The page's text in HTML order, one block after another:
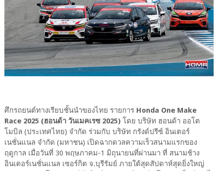
ศึกรถยนต์ทางเรียบชั้นนำของไทย รายการ Honda One Make
Race 2025 (ฮอนด้า วันเมคเรซ 2025)โดย บริษัท ฮอนด้า ออโต
โมบิล (ประเทศไทย) จำกัด ร่วมกับ บริษัท กรังด์ปรีซ์ อินเตอร์
เนชั่นแนล จำกัด (มหาชน) เปิดฉากดวลความเร็วสนามแรกของ
ฤดูกาล เมื่อวันที่ 30 พฤษภาคม-1 มิถุนายนที่ผ่านมา ที่ สนามช้าง
อินเตอร์เนชั่นแนล เซอร์กิต จ.บุรีรัมย์ ภายใต้สุดสัปดาห์สุดยิ่งใหญ่